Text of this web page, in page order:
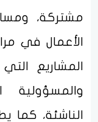
مشتركة،
الأعمال في
المشاريع
والمسؤولية
الناشئة، كما